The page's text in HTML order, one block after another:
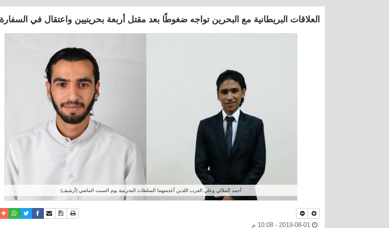
العلاقات البريطانية مع البحرين تواجه ضغوطًا بعد مقتل أربعة بحرينيين واعتقال في السفارة
أحمد الملالي وعلي العرب اللذين أعدمتهما السلطات البحرينية يوم السبت الماضي (أرشيف)
نسخة للطباعة
حفظ الموضوع
أرسل الى صديق
فيسبوكتويتر